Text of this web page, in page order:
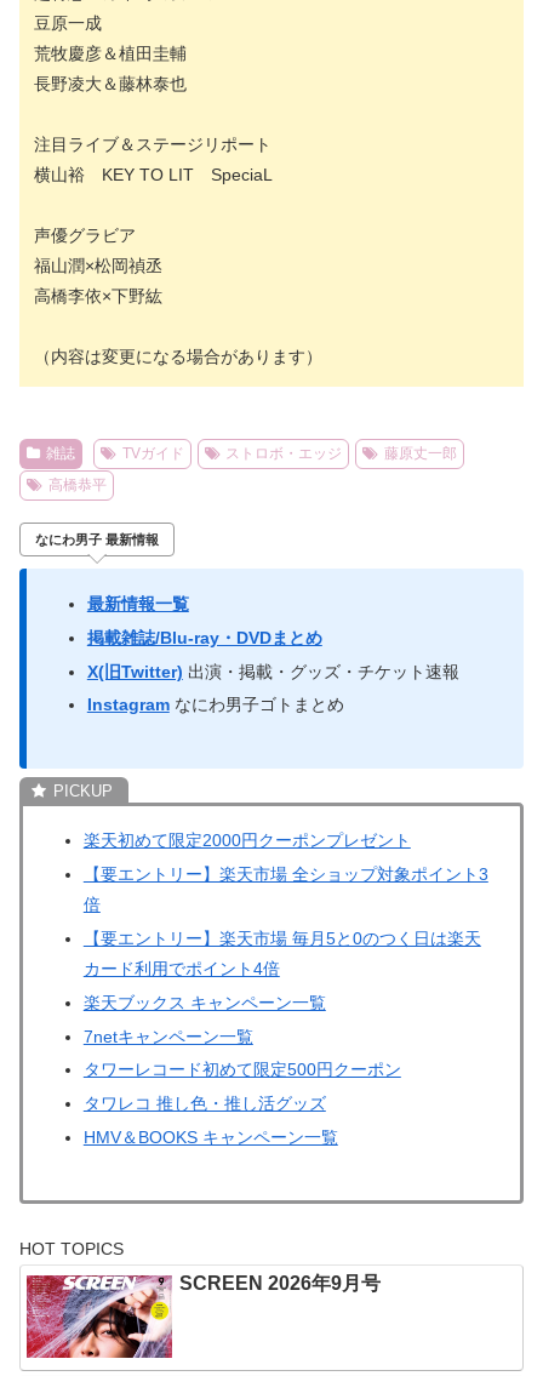
豆原一成
荒牧慶彦＆植田圭輔
長野凌大＆藤林泰也
注目ライブ＆ステージリポート
横山裕 KEY TO LIT SpeciaL
声優グラビア
福山潤×松岡禎丞
高橋李依×下野紘
（内容は変更になる場合があります）
雑誌 TVガイド ストロボ・エッジ
藤原丈一郎
高橋恭平
なにわ男子 最新情報
最新情報一覧
掲載雑誌/Blu-ray・DVDまとめ
X(旧Twitter) 出演・掲載・グッズ・チケット速報
Instagramなにわ男子ゴトまとめ
楽天初めて限定2000円クーポンプレゼント
【要エントリー】楽天市場 全ショップ対象ポイント3
倍
【要エントリー】楽天市場 毎月5と0のつく日は楽天
カード利用でポイント4倍
楽天ブックス キャンペーン一覧
7netキャンペーン一覧
タワーレコード初めて限定500円クーポン
タワレコ 推し色・推し活グッズ
HMV＆BOOKS キャンペーン一覧
HOT TOPICS
SCREEN 2026年9月号